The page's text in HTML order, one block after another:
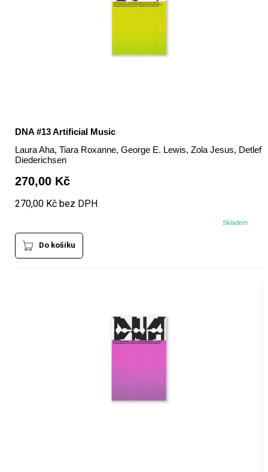
DNA #13 Artificial Music
Laura Aha, Tiara Roxanne, George E. Lewis, Zola Jesus, Detlef
Diederichsen
270,00 Kč
270,00 Kč bez DPH
Skladem
Do košíku